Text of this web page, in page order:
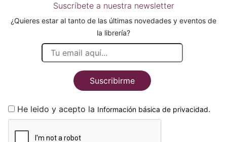
Suscríbete a nuestra newsletter
¿Quieres estar al tanto de las últimas novedades y eventos de
la librería?
Suscribirme
He leido y acepto la Información básica de privacidad.